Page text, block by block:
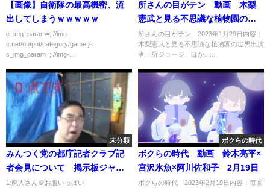
【画像】自衛隊の最高機密、流
出してしまうｗｗｗｗｗ
c_img_param=; //img-
c.net/output/category/game.js
c_img_param=; //img-...
所さんの目がテン 動画 木梨
憲武と見る不思議な植物園の世
界 1月29日
所さんの目がテン 2023年1月29日内容：
木梨憲武と見る不思議な植物園の世界出演
者：所ジョージ ほか......
未分類
みんつく党の都庁記者クラブ記
者会見について 掲示板ジャッ
ク 大津綾香は金かえせ 2024
1:廃人さん＠お腹いっぱい
ボクらの時代
ボクらの時代 動画 鈴木亮平×
宮沢氷魚×阿川佐和子 2月19日
ボクらの時代 2023年2月19日内容：毎回